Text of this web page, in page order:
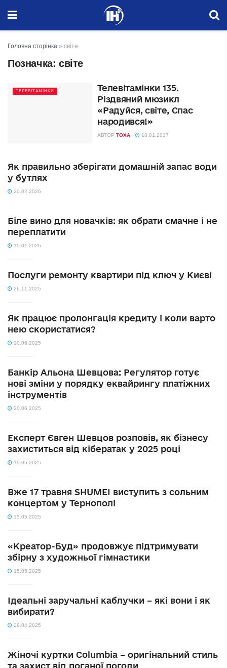
Головна сторінка » світе
Позначка: світе
ТЕЛЕВІТАМІНКИ
Телевітамінки 135.
Різдвяний мюзикл
«Радуйся, світе, Спас
народився!»
АВТОР TOXA 18.01.2017
Як правильно зберігати домашній запас води
у бутлях
20.02.2026
Біле вино для новачків: як обрати смачне і не
переплатити
15.01.2026
Послуги ремонту квартири під ключ у Києві
26.11.2025
Як працює пролонгація кредиту і коли варто
нею скористатися?
20.06.2025
Банкір Альона Шевцова: Регулятор готує
нові зміни у порядку еквайрингу платіжних
інструментів
20.06.2025
Експерт Євген Шевцов розповів, як бізнесу
захиститься від кібератак у 2025 році
19.05.2025
Вже 17 травня SHUMEI виступить з сольним
концертом у Тернополі
15.05.2025
«Креатор-Буд» продовжує підтримувати
збірну з художньої гімнастики
15.05.2025
Ідеальні заручальні каблучки – які вони і як
вибирати?
29.04.2025
Жіночі куртки Columbia – оригінальний стиль
та захист від поганої погоди